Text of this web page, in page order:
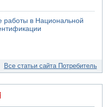
работы в Национальной
Все статьи сайта Потребитель